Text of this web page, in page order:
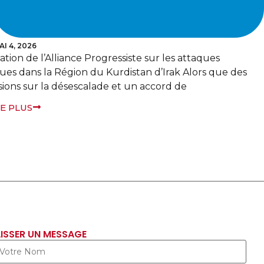
BERLIN/BANGKOK — L’Alliance Progressiste, qui
représente un réseau mondial de plus de 140 partis et
organisations politiques progressistes, exprime ses plus
vives préoccupations face à
UN MESSAGE